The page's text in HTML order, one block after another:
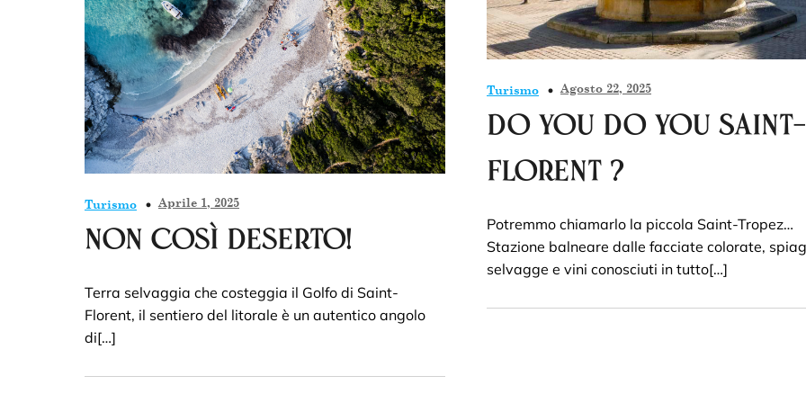
Turismo Agosto 22, 2025
Do you do you Saint-
Florent ?
Potremmo chiamarlo la piccola Saint-Tropez…
Stazione balneare dalle facciate colorate,
selvagge e vini conosciuti in tutto[…]
Turismo Aprile 1, 2025
Non così deserto!
Terra selvaggia che costeggia il Golfo di Saint-
Florent, il sentiero del litorale è un autentico angolo
di[…]